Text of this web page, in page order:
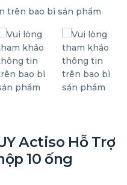
Actiso Hỗ Trợ
10 ống